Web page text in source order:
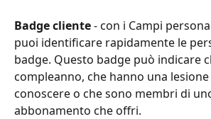
Badge cliente - con i Campi
puoi identificare rapidamente le
badge. Questo badge può indicare
compleanno, che hanno una lesione
conoscere o che sono membri di
abbonamento che offri.